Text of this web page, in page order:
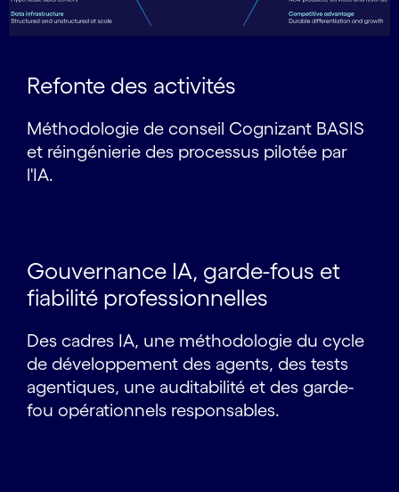
Refonte des activités
Méthodologie de conseil Cognizant BASIS
et réingénierie des processus pilotée par
l'IA.
Gouvernance IA, garde-fous et
fiabilité professionnelles
Des cadres IA, une méthodologie du cycle
de développement des agents, des tests
agentiques, une auditabilité et des garde-
fou opérationnels responsables.